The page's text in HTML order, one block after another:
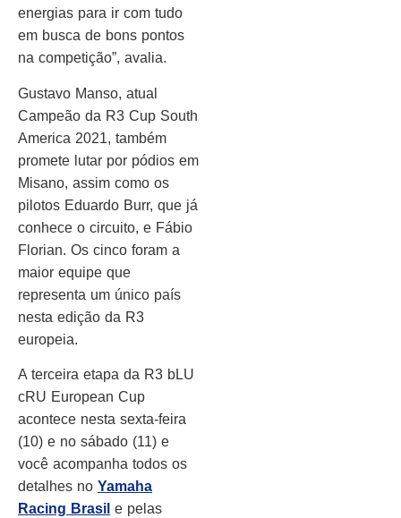
energias para ir com tudo
em busca de bons pontos
na competição”, avalia.
Gustavo Manso, atual
Campeão da R3 Cup South
America 2021, também
promete lutar por pódios em
Misano, assim como os
pilotos Eduardo Burr, que já
conhece o circuito, e Fábio
Florian. Os cinco foram a
maior equipe que
representa um único país
nesta edição da R3
europeia.
A terceira etapa da R3 bLU
cRU European Cup
acontece nesta sexta-feira
(10) e no sábado (11) e
você acompanha todos os
detalhes no Yamaha
Racing Brasil e pelas